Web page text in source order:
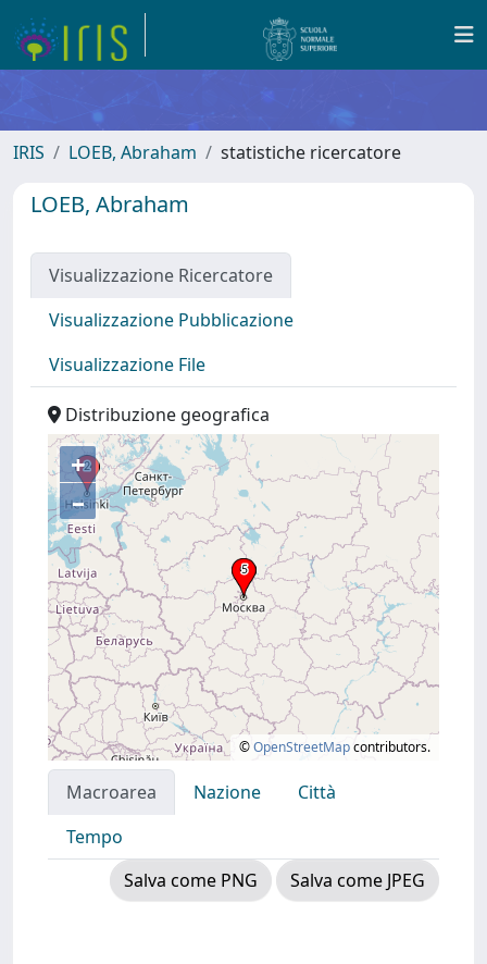
IRIS LOEB, Abraham statistiche ricercatore
LOEB, Abraham
Visualizzazione Ricercatore
Visualizzazione Pubblicazione
Visualizzazione File
Distribuzione geografica
+
–
©OpenStreetMapcontributors.
Macroarea Nazione
Città
Tempo
Salva come PNG
Salva come JPEG